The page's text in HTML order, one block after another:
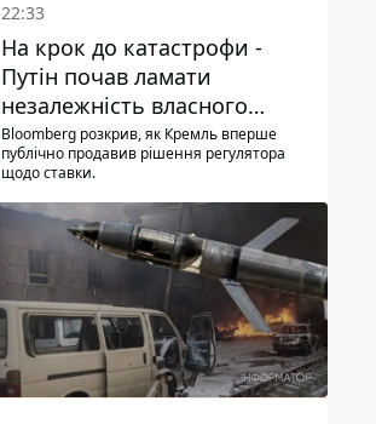
22:33
На крок до катастрофи -
Путін почав ламати
незалежність власного
Центробанку, змусивши
знизити базову ставку
Bloomberg розкрив, як Кремль вперше
публічно продавив рішення регулятора
щодо ставки.